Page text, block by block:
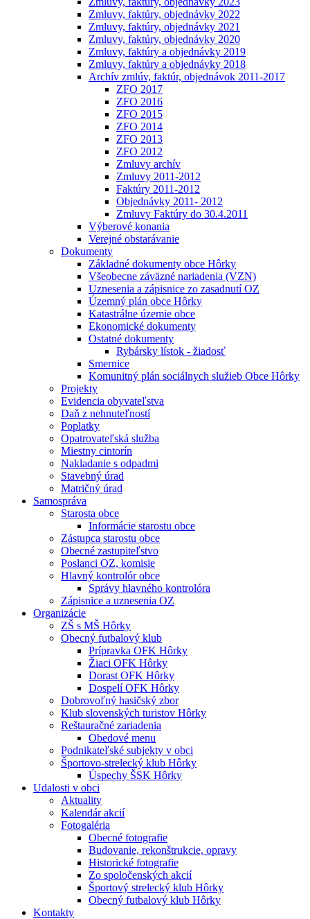
Zmluvy, faktúry, objednávky 2022
Zmluvy, faktúry, objednávky 2021
Zmluvy, faktúry, objednávky 2020
Zmluvy, faktúry a objednávky 2019
Zmluvy, faktúry a objednávky 2018
Archív zmlúv, faktúr, objednávok 2011-2017
ZFO 2017
ZFO 2016
ZFO 2015
ZFO 2014
ZFO 2013
ZFO 2012
Zmluvy archív
Zmluvy 2011-2012
Faktúry 2011-2012
Objednávky 2011- 2012
Zmluvy Faktúry do 30.4.2011
Výberové konania
Verejné obstarávanie
Dokumenty
Základné dokumenty obce Hôrky
Všeobecne záväzné nariadenia (VZN)
Uznesenia a zápisnice zo zasadnutí OZ
Územný plán obce Hôrky
Katastrálne územie obce
Ekonomické dokumenty
Ostatné dokumenty
Rybársky lístok - žiadosť
Smernice
Komunitný plán sociálnych služieb Obce Hôrky
Projekty
Evidencia obyvateľstva
Daň z nehnuteľností
Poplatky
Opatrovateľská služba
Miestny cintorín
Nakladanie s odpadmi
Stavebný úrad
Matričný úrad
Samospráva
Starosta obce
Informácie starostu obce
Zástupca starostu obce
Obecné zastupiteľstvo
Poslanci OZ, komisie
Hlavný kontrolór obce
Správy hlavného kontrolóra
Zápisnice a uznesenia OZ
Organizácie
ZŠ s MŠ Hôrky
Obecný futbalový klub
Prípravka OFK Hôrky
Žiaci OFK Hôrky
Dorast OFK Hôrky
Dospelí OFK Hôrky
Dobrovoľný hasičský zbor
Klub slovenských turistov Hôrky
Reštauračné zariadenia
Obedové menu
Podnikateľské subjekty v obci
Športovo-strelecký klub Hôrky
Úspechy ŠSK Hôrky
Udalosti v obci
Aktuality
Kalendár akcií
Fotogaléria
Obecné fotografie
Budovanie, rekonštrukcie, opravy
Historické fotografie
Zo spoločenských akcií
Športový strelecký klub Hôrky
Obecný futbalový klub Hôrky
Kontakty